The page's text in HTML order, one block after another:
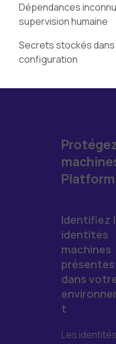
Dépendances
supervision humaine
Secrets stockés
configuration
Platform
Identifiez
identités
machines
présentes
dans
t
Les